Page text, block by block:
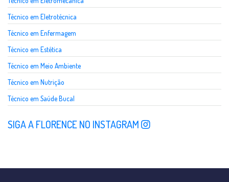
Técnico em Eletrotécnica
Técnico em Enfermagem
Técnico em Estética
Técnico em Meio Ambiente
Técnico em Nutrição
Técnico em Saúde Bucal
SIGA A FLORENCE NO INSTAGRAM